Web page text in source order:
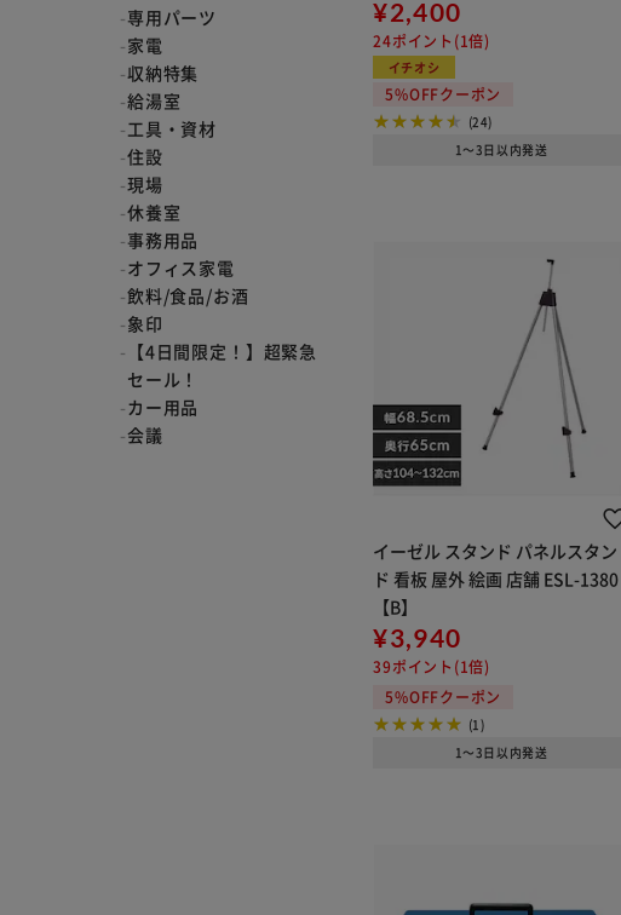
専用パーツ
家電
収納特集
給湯室
工具・資材
住設
現場
休養室
事務用品
オフィス家電
飲料/食品/お酒
象印
【4日間限定！】超緊急
セール！
カー用品
会議
¥2,400
24ポイント(1倍)
イチオシ
5%OFFクーポン
(24)
1～3日以内発送
イーゼル スタンド パネルスタン
ド 看板 屋外 絵画 店舗 ESL-1380
【B】
¥3,940
39ポイント(1倍)
5%OFFクーポン
(1)
1～3日以内発送